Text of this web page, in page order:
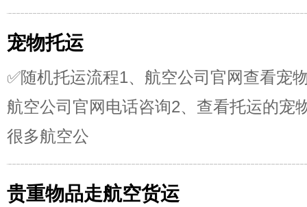
宠物托运
✅随机托运流程1、航空公司官网查看宠
航空公司官网电话咨询2、查看托运的宠
很多航空公
贵重物品走航空货运